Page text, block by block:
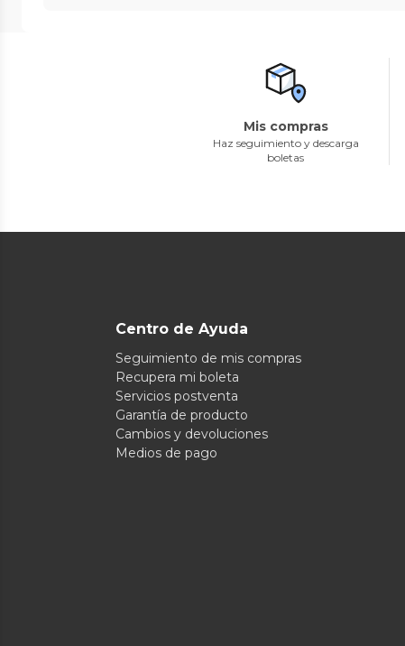
Mis compras
Haz seguimiento y descarga
boletas
Centro de Ayuda
Seguimiento de mis compras
Recupera mi boleta
Servicios postventa
Garantía de producto
Cambios y devoluciones
Medios de pago